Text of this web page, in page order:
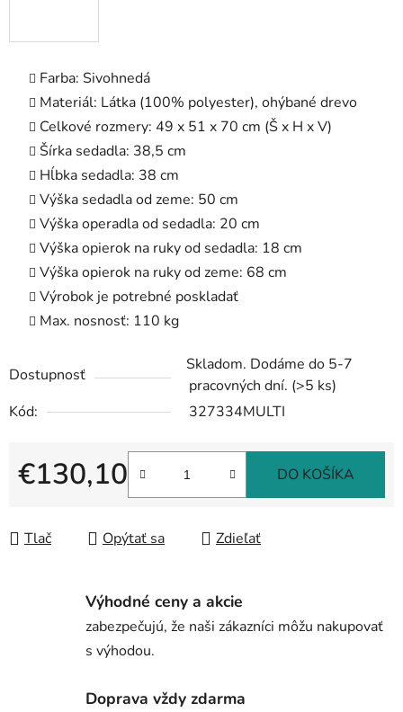
Farba: Sivohnedá
Materiál: Látka (100% polyester), ohýbané drevo
Celkové rozmery: 49 x 51 x 70 cm (Š x H x V)
Šírka sedadla: 38,5 cm
Hĺbka sedadla: 38 cm
Výška sedadla od zeme: 50 cm
Výška operadla od sedadla: 20 cm
Výška opierok na ruky od sedadla: 18 cm
Výška opierok na ruky od zeme: 68 cm
Výrobok je potrebné poskladať
Max. nosnosť: 110 kg
Dostupnosť
Skladom. Dodáme do 5-7
pracovných dní. (>5 ks)
Kód:
327334MULTI
€130,10 DO KOŠÍKA
Tlač Opýtať sa Zdieľať
Výhodné ceny a akcie
zabezpečujú, že naši zákazníci môžu nakupovať
s výhodou.
Doprava vždy zdarma